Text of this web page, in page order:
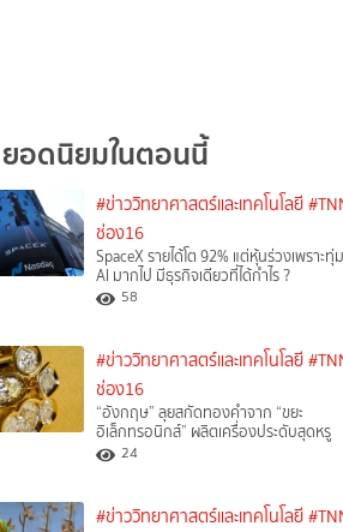
ยอดนิยมในตอนนี้
#ข่าววิทยาศาสตร์และเทคโนโลยี
ช่อง16
SpaceX รายได้โต 92% แต่หุ้นร่วงเพราะทุ่
AI มากไป มีธุรกิจเดียวที่ได้กำไร ?
58
#ข่าววิทยาศาสตร์และเทคโนโลยี
ช่อง16
“อังกฤษ” ลุยสกัดทองคำจาก “ขยะ
อิเล็กทรอนิกส์” ผลิตเครื่องประดับสุดหรู
24
#ข่าววิทยาศาสตร์และเทคโนโลยี